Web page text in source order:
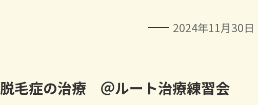
2024年11月30日
脱毛症の治療 ＠ルート治療練習会